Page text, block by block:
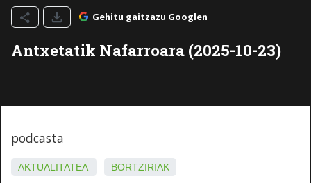
Gehitu gaitzazu Googlen
Antxetatik Nafarroara (2025-10-23)
podcasta
AKTUALITATEA BORTZIRIAK